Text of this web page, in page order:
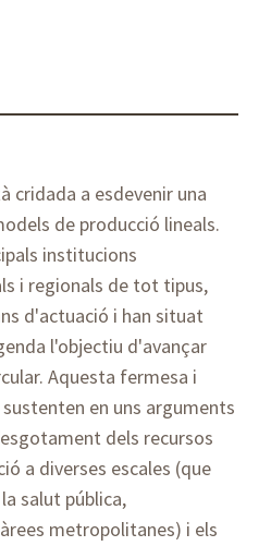
cridada a esdevenir una
de producció lineals.
institucions
i regionals de tot tipus,
d'actuació i han situat
l'objectiu d'avançar
Aquesta fermesa i
en uns arguments
dels recursos
a diverses escales (que
salut pública,
metropolitanes) i els